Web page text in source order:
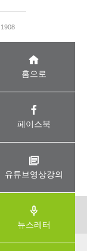
1908
홈으로
페이스북
유튜브영상강의
뉴스레터